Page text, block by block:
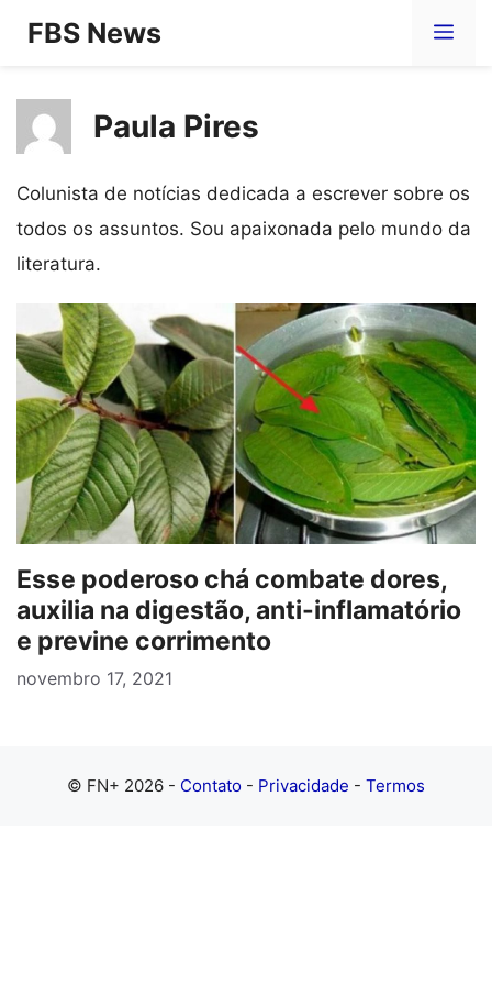
Pular
conteúdo
FBS News
Paula Pires
Colunista de notícias dedicada a escrever sobre os
todos os assuntos. Sou apaixonada pelo mundo da
literatura.
Esse poderoso chá combate dores,
auxilia na digestão, anti-inflamatório
e previne corrimento
novembro 17, 2021
© FN+ 2026 - Contato - Privacidade - Termos